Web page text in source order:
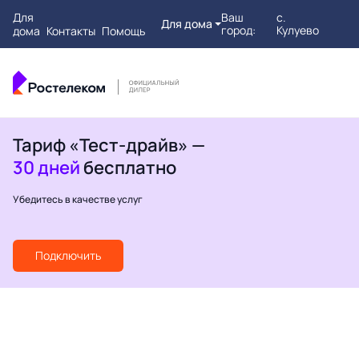
Для
дома Контакты Помощь Для дома
Ваш
город:
с.
Кулуево
Тариф «Тест-драйв» —
30 дней бесплатно
Убедитесь в качестве услуг
Подключить